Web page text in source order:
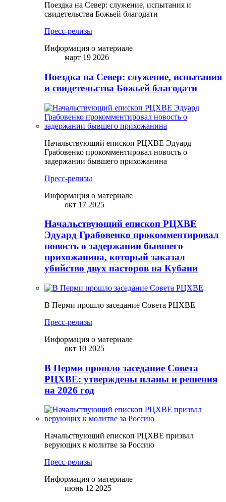
Поездка на Север: служение, испытания и
свидетельства Божьей благодати
Пресс-релизы
Информация о материале
март 19 2026
Поездка на Север: служение, испытания
и свидетельства Божьей благодати
Начальствующий епископ РЦХВЕ Эдуард
Грабовенко прокомментировал новость о
задержании бывшего прихожанина
Пресс-релизы
Информация о материале
окт 17 2025
Начальствующий епископ РЦХВЕ
Эдуард Грабовенко прокомментировал
новость о задержании бывшего
прихожанина, который заказал
убийство двух пасторов на Кубани
В Перми прошло заседание Совета РЦХВЕ
Пресс-релизы
Информация о материале
окт 10 2025
В Перми прошло заседание Совета
РЦХВЕ: утверждены планы и решения
на 2026 год
Начальствующий епископ РЦХВЕ призвал
верующих к молитве за Россию
Пресс-релизы
Информация о материале
июнь 12 2025